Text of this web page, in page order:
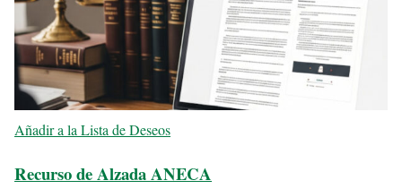
Añadir a la Lista de Deseos
Recurso de Alzada ANECA